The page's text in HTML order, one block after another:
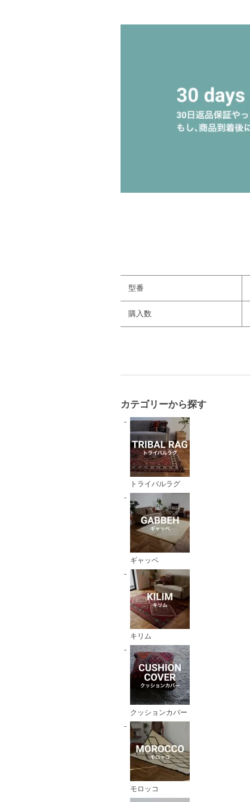
型番
購入数
カテゴリーから探す
トライバルラグ
ギャッベ
キリム
クッションカバー
モロッコ